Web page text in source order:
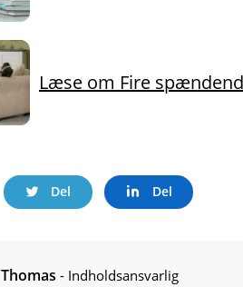
Læse om Fire
Del Del
Thomas - Indholdsansvarlig